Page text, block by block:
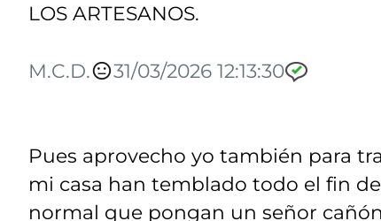
LOS ARTESANOS.
M.C.D. 31/03/2026 12:13:30
Pues aprovecho yo también para
mi casa han temblado todo el fin
normal que pongan un señor